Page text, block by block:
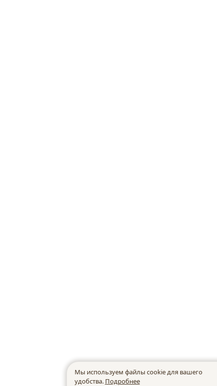
Мы используем файлы cookie для вашего
удобства. Подробнее